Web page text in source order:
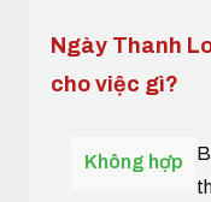
Ngày Thanh
cho việc gì?
Không hợp